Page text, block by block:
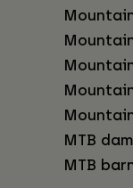
MTB dam
MTB